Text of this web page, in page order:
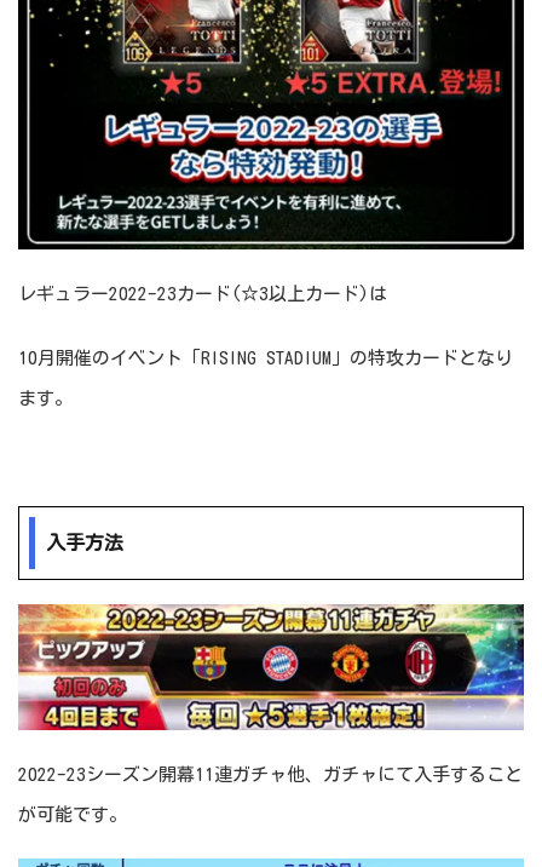
レギュラー2022-23カード(☆3以上カード)は
10月開催のイベント「RISING STADIUM」の特攻カードとなり
ます。
入手方法
2022-23シーズン開幕11連ガチャ他、ガチャにて入手すること
が可能です。